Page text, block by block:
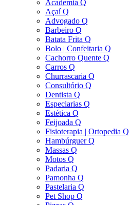
Academia Q
Açaí Q
Advogado Q
Barbeiro Q
Batata Frita Q
Bolo | Confeitaria Q
Cachorro Quente Q
Carros Q
Churrascaria Q
Consultório Q
Dentista Q
Especiarias Q
Estética Q
Feijoada Q
Fisioterapia | Ortopedia Q
Hambúrguer Q
Massas Q
Motos Q
Padaria Q
Pamonha Q
Pastelaria Q
Pet Shop Q